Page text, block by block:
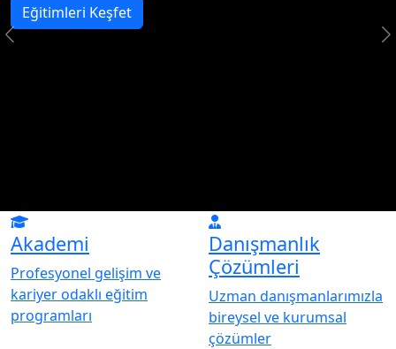
Eğitimleri Keşfet
Akademi
Profesyonel gelişim ve
kariyer odaklı eğitim
programları
Danışmanlık
Çözümleri
Uzman danışmanlarımızla
bireysel ve kurumsal
çözümler